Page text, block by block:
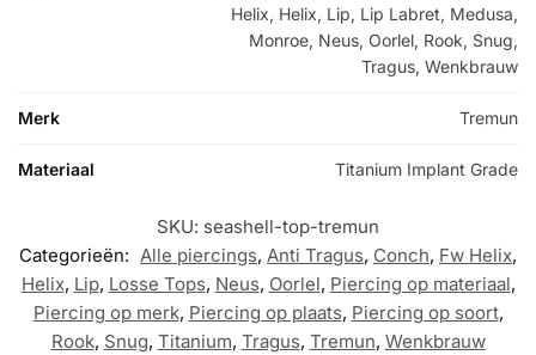
Helix, Helix, Lip, Lip Labret, Medusa,
Monroe, Neus, Oorlel, Rook, Snug,
Tragus, Wenkbrauw
Merk Tremun
Materiaal Titanium Implant Grade
SKU: seashell-top-tremun
Categorieën: Alle piercings, Anti Tragus, Conch, Fw Helix,
Helix, Lip, Losse Tops, Neus, Oorlel, Piercing op materiaal,
Piercing op merk, Piercing op plaats, Piercing op soort,
Rook, Snug, Titanium, Tragus, Tremun, Wenkbrauw